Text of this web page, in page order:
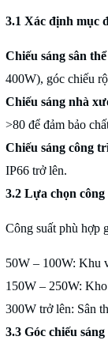
3.1 Xác định mục
Chiếu sáng sân
400W), góc chiếu
Chiếu sáng nhà
>80 để đảm bảo
Chiếu sáng công
IP66 trở lên.
3.2 Lựa chọn công
Công suất phù hợp
50W – 100W: Khu
150W – 250W:
300W trở lên: Sân
3.3 Góc chiếu sáng